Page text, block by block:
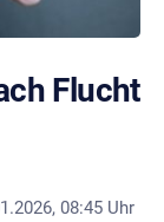
Flucht
08:45 Uhr